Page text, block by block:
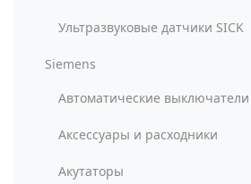
Ультразвуковые датчики SICK
Siemens
Автоматические выключатели
Аксессуары и расходники
Акутаторы